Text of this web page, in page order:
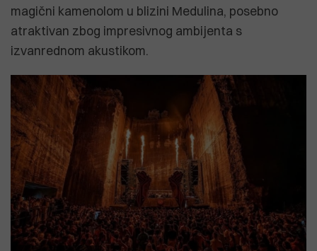
magični kamenolom u blizini Medulina, posebno
atraktivan zbog impresivnog ambijenta s
izvanrednom akustikom.